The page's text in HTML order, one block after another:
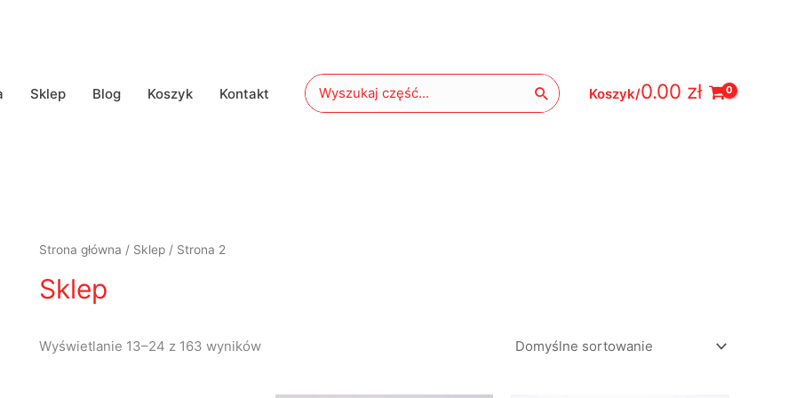
Sklep Blog Koszyk Kontakt
Search
for:
Koszyk/0.00 zł
Strona główna / Sklep / Strona 2
Sklep
Wyświetlanie 13–24 z 163 wyników